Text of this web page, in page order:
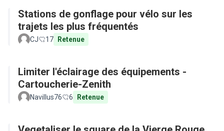
Stations de gonflage pour vélo sur les
trajets les plus fréquentés
CJ 17 Retenue
Limiter l'éclairage des équipements -
Cartoucherie-Zenith
Navillus76 6 Retenue